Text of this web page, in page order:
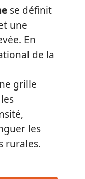
se définit
une
En
de la
grille
les
rurales.